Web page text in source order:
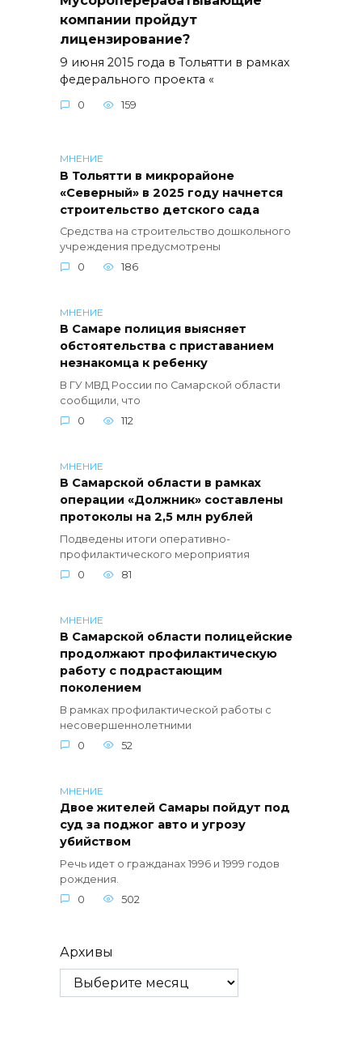
компании пройдут
лицензирование?
9 июня 2015 года в Тольятти в рамках
федерального проекта «
0 159
МНЕНИЕ
В Тольятти в микрорайоне
«Северный» в 2025 году начнется
строительство детского сада
Средства на строительство дошкольного
учреждения предусмотрены
0
186
МНЕНИЕ
В Самаре полиция выясняет
обстоятельства с приставанием
незнакомца к ребенку
В ГУ МВД России по Самарской области
сообщили, что
0
112
МНЕНИЕ
В Самарской области в рамках
операции «Должник» составлены
протоколы на 2,5 млн рублей
Подведены итоги оперативно-
профилактического мероприятия
0
81
МНЕНИЕ
В Самарской области полицейские
продолжают профилактическую
работу с подрастающим
поколением
В рамках профилактической работы с
несовершеннолетними
0
52
МНЕНИЕ
Двое жителей Самары пойдут под
суд за поджог авто и угрозу
убийством
Речь идет о гражданах 1996 и 1999 годов
рождения.
0
502
Архивы